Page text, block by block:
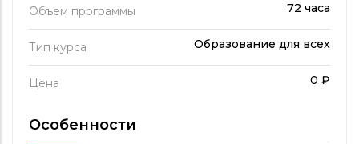
Объем программы 72 часа
Тип курса Образование для всех
Цена 0 ₽
Особенности